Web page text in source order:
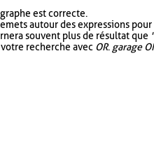
est correcte.
autour des expressions
souvent plus de résultat que
recherche avec OR. garage